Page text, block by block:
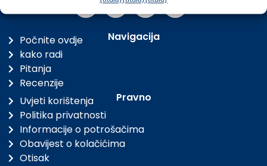
Navigacija
Počnite ovdje
kako radi
Pitanja
Recenzije
Pravno
Uvjeti korištenja
Politika privatnosti
Informacije o potrošačima
Obavijest o kolačićima
Otisak